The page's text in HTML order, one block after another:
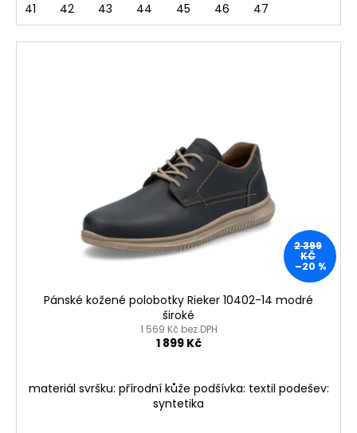
41 42 43 44 45 46 47
2 399
KČ
–20 %
Pánské kožené polobotky Rieker 10402-14 modré
široké
1 569 Kč bez DPH
1 899 Kč
materiál svršku: přírodní kůže podšívka: textil podešev:
syntetika